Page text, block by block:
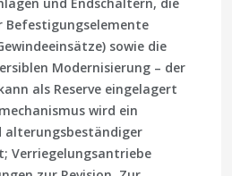
Befestigungselemente
sowie die
Modernisierung – der
als Reserve eingelagert
wird ein
alterungsbeständiger
Verriegelungsantriebe